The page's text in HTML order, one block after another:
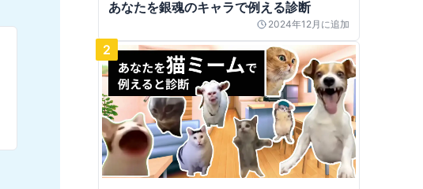
あなたを銀魂のキャラで例える診断
2024年12月 に追加
2